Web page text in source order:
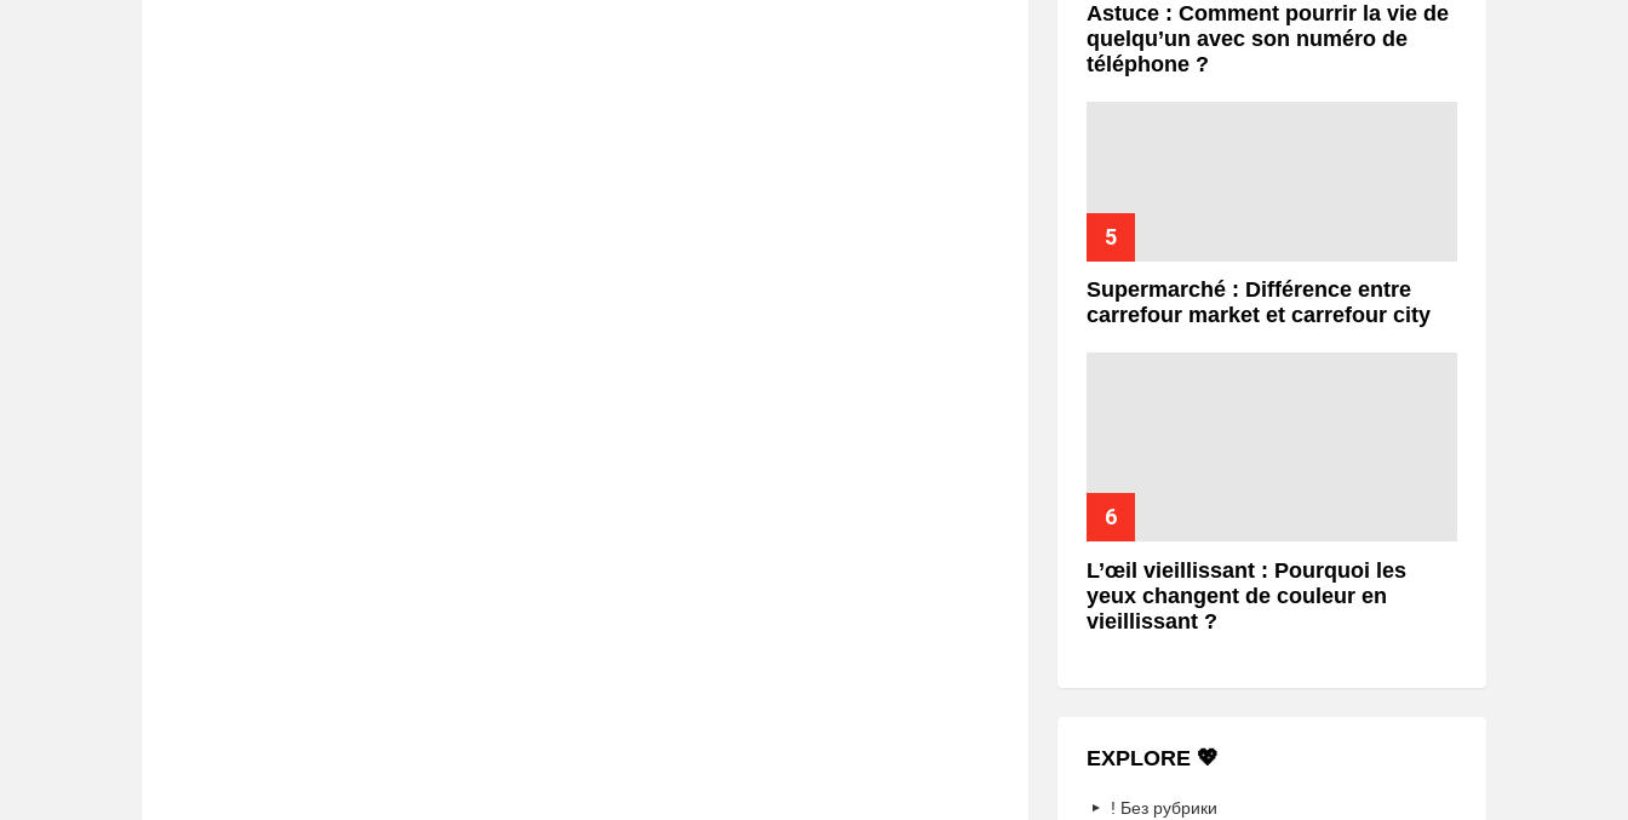
Astuce : Comment pourrir la vie de
quelqu’un avec son numéro de
téléphone ?
Supermarché : Différence entre
carrefour market et carrefour city
L’œil vieillissant : Pourquoi les
yeux changent de couleur en
vieillissant ?
EXPLORE 💖
! Без рубрики